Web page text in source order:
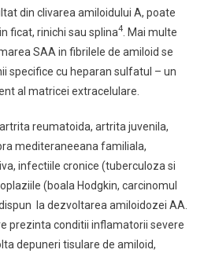
din clivarea amiloidului A, poate
ficat, rinichi sau splina4. Mai multe
SAA in fibrilele de amiloid se
specifice cu heparan sulfatul – un
al matricei extracelulare.
reumatoida, artrita juvenila,
mediteraneeana familiala,
infectiile cronice (tuberculoza si
(boala Hodgkin, carcinomul
la dezvoltarea amiloidozei AA.
prezinta conditii inflamatorii severe
depuneri tisulare de amiloid,